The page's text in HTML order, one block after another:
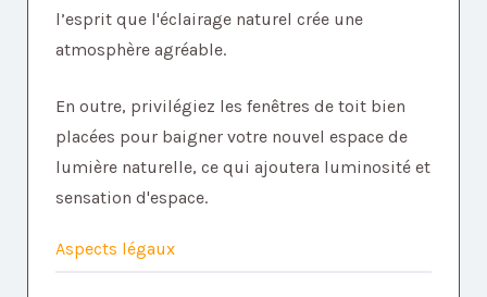
l’esprit que l'éclairage naturel crée une
atmosphère agréable.
En outre, privilégiez les fenêtres de toit bien
placées pour baigner votre nouvel espace de
lumière naturelle, ce qui ajoutera luminosité et
sensation d'espace.
Aspects légaux